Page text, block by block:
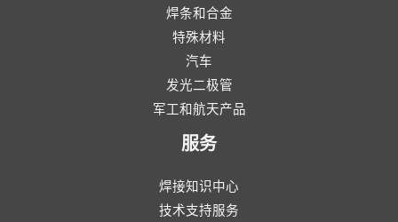
焊条和合金
特殊材料
汽车
发光二极管
军工和航天产品
服务
焊接知识中心
技术支持服务